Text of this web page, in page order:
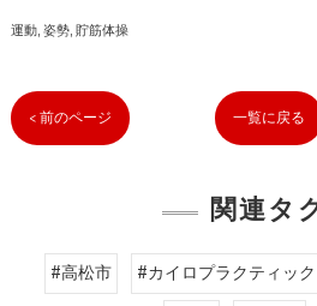
運動 姿勢 貯筋体操
< 前のページ 一覧に戻る
関連タ
#高松市 #カイロプラクティック